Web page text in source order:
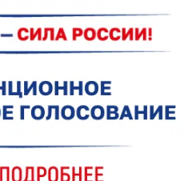
получат:
5000 рублей в магазин
и приз
от
«Авторская